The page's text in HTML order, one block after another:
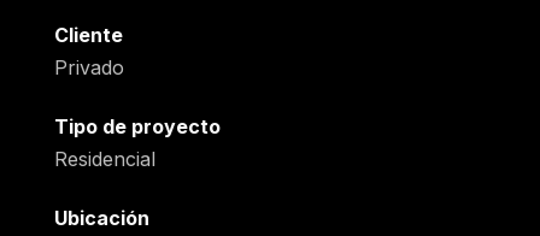
Cliente
Privado
Tipo de proyecto
Residencial
Ubicación